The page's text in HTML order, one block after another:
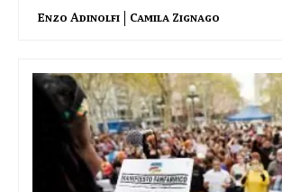
Enzo Adinolfi Camila Zignago